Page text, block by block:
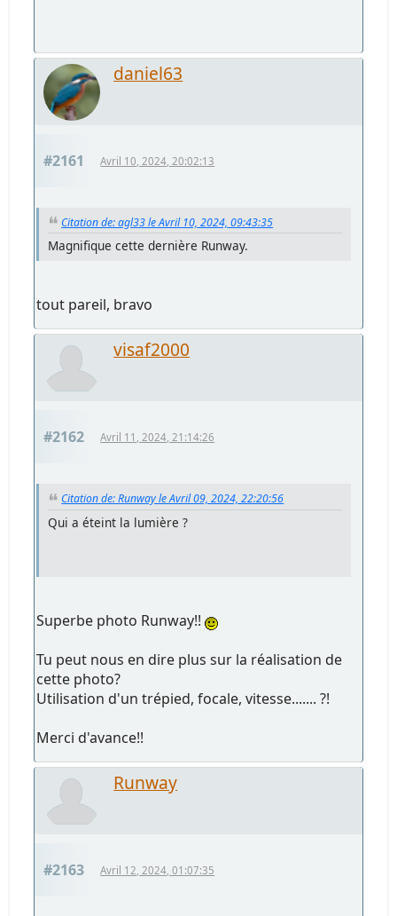
daniel63
#2161 Avril 10, 2024, 20:02:13
Citation de: agl33 le Avril 10, 2024, 09:43:35
Magnifique cette dernière Runway.
tout pareil, bravo
visaf2000
#2162 Avril 11, 2024, 21:14:26
Citation de: Runway le Avril 09, 2024, 22:20:56
Qui a éteint la lumière ?
Superbe photo Runway!!
Tu peut nous en dire plus sur la réalisation de
cette photo?
Utilisation d'un trépied, focale, vitesse....... ?!
Merci d'avance!!
Runway
#2163 Avril 12, 2024, 01:07:35